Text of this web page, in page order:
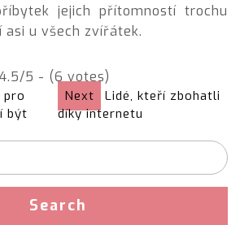
jejich přítomností trochu
u všech zvířátek.
4.5/5 - (6 votes)
pro
být
Next
Lidé, kteří zbohatli
díky internetu